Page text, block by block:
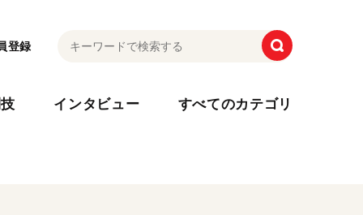
登録
インタビュー すべてのカテゴリ